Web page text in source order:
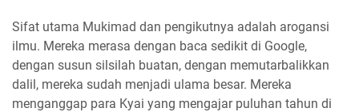
Sifat utama Mukimad dan pengikutnya adalah arogansi
ilmu. Mereka merasa dengan baca sedikit di Google,
dengan susun silsilah buatan, dengan memutarbalikkan
dalil, mereka sudah menjadi ulama besar. Mereka
menganggap para Kyai yang mengajar puluhan tahun di